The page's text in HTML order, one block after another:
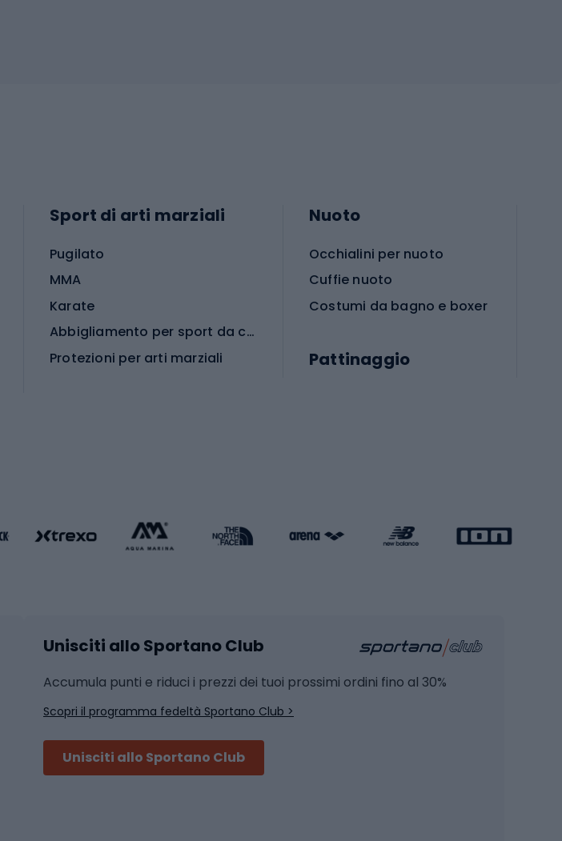
Sport di arti marziali
Pugilato
MMA
Karate
Abbigliamento per sport da combattimento
Protezioni per arti marziali
Yoga
Abbigliamento fitness
Sport con le racchette
Badminton
Ping pong
Tennis
Nuoto
Occhialini per nuoto
Cuffie nuoto
Costumi da bagno e boxer
Pattinaggio
Caschi da pattinaggio
Pesca al siluro
Pesca a spinning
Unisciti allo Sportano Club
Accumula punti e riduci i prezzi dei tuoi prossimi ordini fino al 30%
Scopri il programma fedeltà Sportano Club >
Unisciti allo Sportano Club